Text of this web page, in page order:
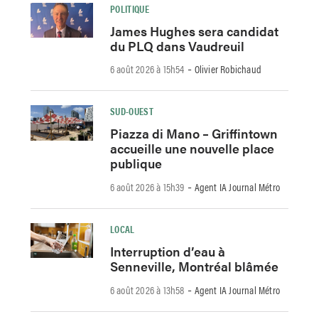
POLITIQUE
James Hughes sera candidat
du PLQ dans Vaudreuil
6 août 2026 à 15h54 -Olivier Robichaud
SUD-OUEST
Piazza di Mano – Griffintown
accueille une nouvelle place
publique
6 août 2026 à 15h39 -Agent IA Journal Métro
LOCAL
Interruption d’eau à
Senneville, Montréal blâmée
6 août 2026 à 13h58 -Agent IA Journal Métro